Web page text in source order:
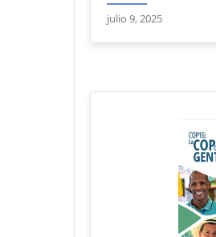
julio 9, 2025